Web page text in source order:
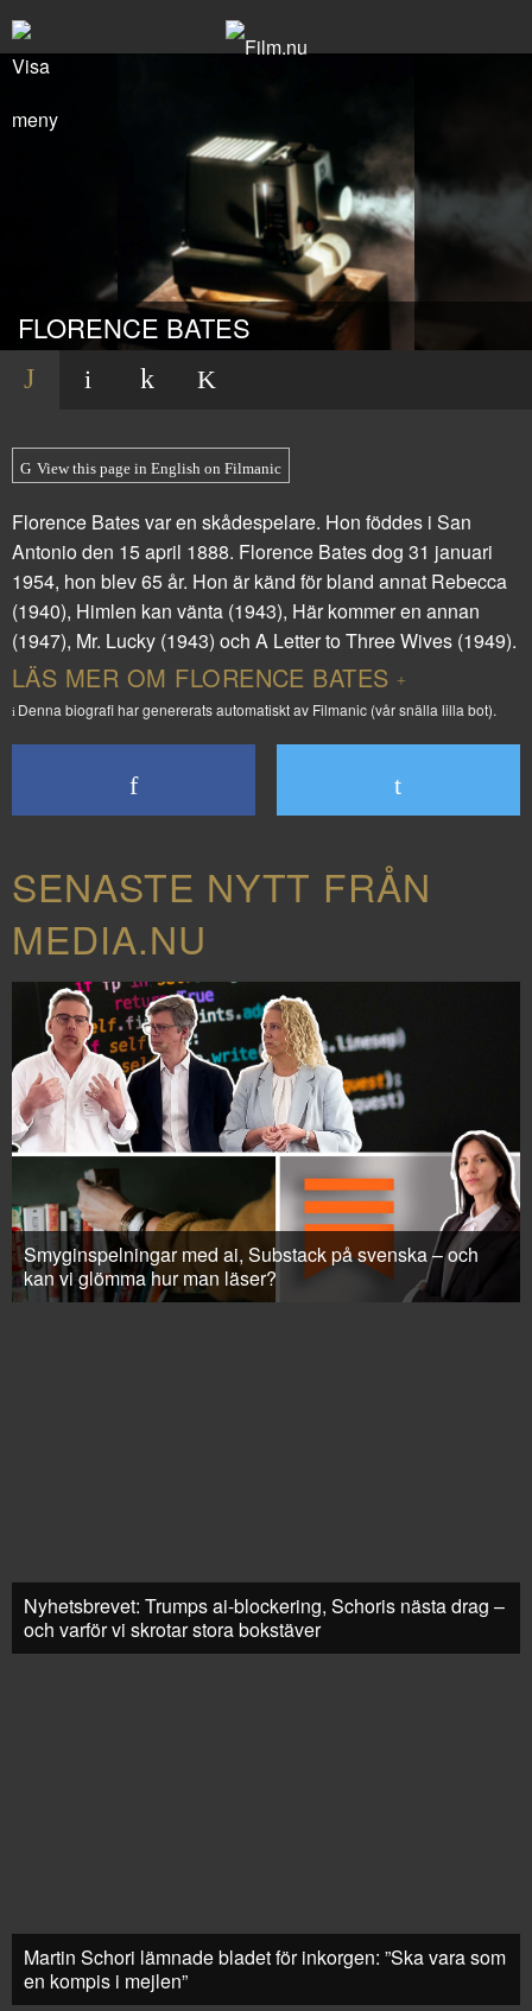
FLORENCE BATES
View this page in English on Filmanic
Florence Bates var en skådespelare. Hon föddes i San
Antonio den 15 april 1888. Florence Bates dog 31 januari
1954, hon blev 65 år. Hon är känd för bland annat Rebecca
(1940), Himlen kan vänta (1943), Här kommer en annan
(1947), Mr. Lucky (1943) och A Letter to Three Wives (1949).
LÄS MER OM FLORENCE BATES
Denna biografi har genererats automatiskt av Filmanic (vår snälla lilla bot).
SENASTE NYTT FRÅN
MEDIA.NU
Smyginspelningar med ai, Substack på svenska – och
kan vi glömma hur man läser?
Nyhetsbrevet: Trumps ai-blockering, Schoris nästa drag –
och varför vi skrotar stora bokstäver
Martin Schori lämnade bladet för inkorgen: ”Ska vara som
en kompis i mejlen”